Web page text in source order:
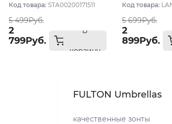
Код товара: STA00200171511
5 499Руб.
2
799Руб.
В
корзину
Код товара:
5 699Руб.
2
899Руб.
FULTON Umbrellas
качественные зонты